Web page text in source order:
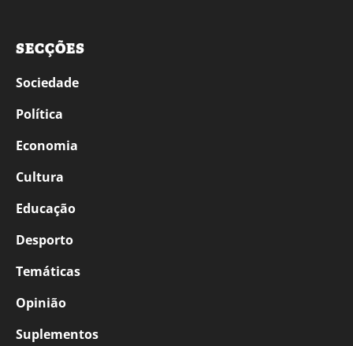
SECÇÕES
Sociedade
Política
Economia
Cultura
Educação
Desporto
Temáticas
Opinião
Suplementos